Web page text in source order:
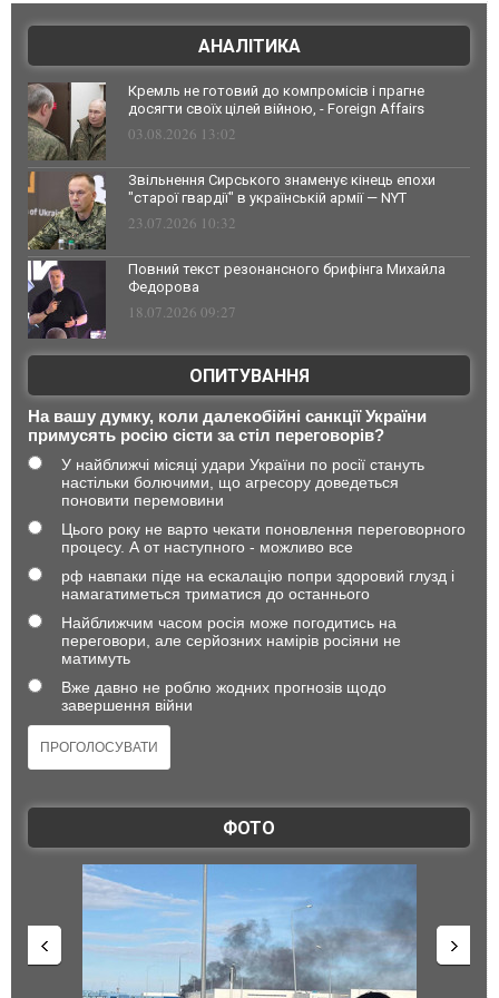
АНАЛІТИКА
Кремль не готовий до компромісів і прагне
досягти своїх цілей війною, - Foreign Affairs
03.08.2026 13:02
Звільнення Сирського знаменує кінець епохи
"старої гвардії" в українській армії — NYT
23.07.2026 10:32
Повний текст резонансного брифінга Михайла
Федорова
18.07.2026 09:27
ОПИТУВАННЯ
На вашу думку, коли далекобійні санкції України
примусять росію сісти за стіл переговорів?
У найближчі місяці удари України по росії стануть
настільки болючими, що агресору доведеться
поновити перемовини
Цього року не варто чекати поновлення переговорного
процесу. А от наступного - можливо все
рф навпаки піде на ескалацію попри здоровий глузд і
намагатиметься триматися до останнього
Найближчим часом росія може погодитись на
переговори, але серйозних намірів росіяни не
матимуть
Вже давно не роблю жодних прогнозів щодо
завершення війни
ФОТО